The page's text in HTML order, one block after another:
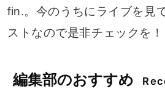
fin.。今のうちにライブを見
ストなので是非チェックを！
編集部のおすすめ